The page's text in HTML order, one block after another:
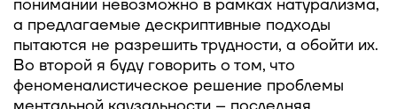
понимании невозможно в рамках натурализма,
а предлагаемые дескриптивные подходы
пытаются не разрешить трудности, а обойти их.
Во второй я буду говорить о том, что
феноменалистическое решение проблемы